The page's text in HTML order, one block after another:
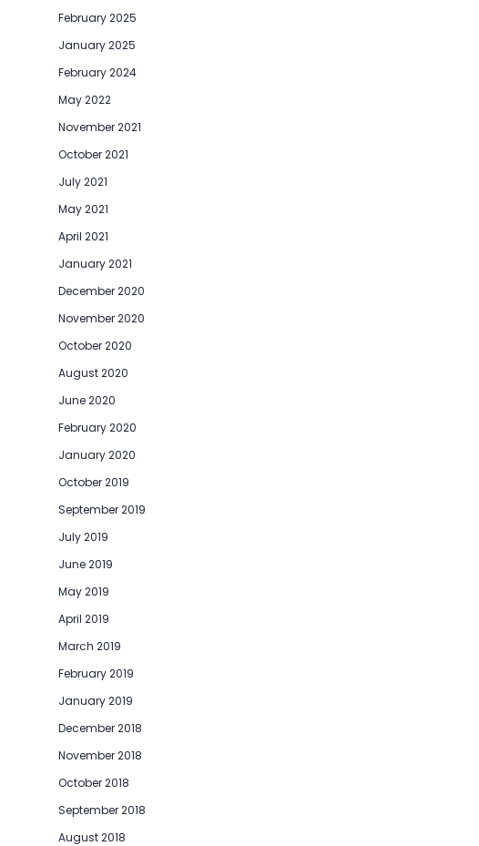
February 2025
January 2025
February 2024
May 2022
November 2021
October 2021
July 2021
May 2021
April 2021
January 2021
December 2020
November 2020
October 2020
August 2020
June 2020
February 2020
January 2020
October 2019
September 2019
July 2019
June 2019
May 2019
April 2019
March 2019
February 2019
January 2019
December 2018
November 2018
October 2018
September 2018
August 2018